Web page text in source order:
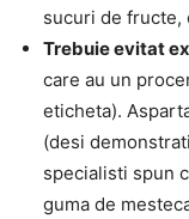
sucuri de fructe,
Trebuie evitat
care au un
eticheta).
(desi
specialisti spun
guma de